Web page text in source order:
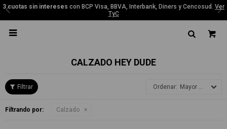
3 cuotas sin intereses con BCP Visa, BBVA, Interbank, Diners y Cencosud. Ver
TyC

CALZADO HEY DUDE
Mayor precio
Filtrando por: Calzado